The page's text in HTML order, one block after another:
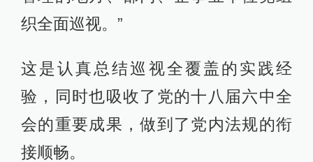
织全面巡视。”
这是认真总结巡视全覆盖的实践经
验，同时也吸收了党的十八届六中全
会的重要成果，做到了党内法规的衔
接顺畅。